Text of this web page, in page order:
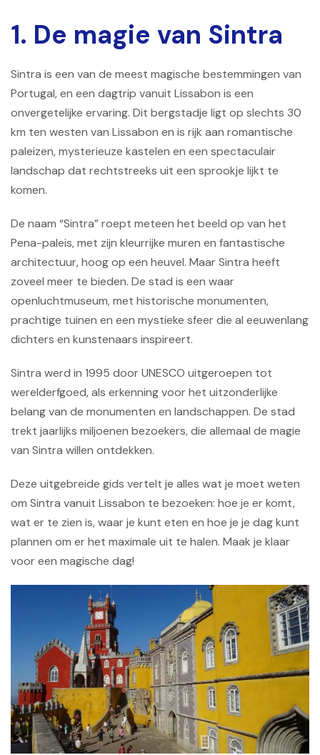
1. De magie van Sintra
Sintra is een van de meest magische bestemmingen van
Portugal, en een dagtrip vanuit Lissabon is een
onvergetelijke ervaring. Dit bergstadje ligt op slechts 30
km ten westen van Lissabon en is rijk aan romantische
paleizen, mysterieuze kastelen en een spectaculair
landschap dat rechtstreeks uit een sprookje lijkt te
komen.
De naam “Sintra” roept meteen het beeld op van het
Pena-paleis, met zijn kleurrijke muren en fantastische
architectuur, hoog op een heuvel. Maar Sintra heeft
zoveel meer te bieden. De stad is een waar
openluchtmuseum, met historische monumenten,
prachtige tuinen en een mystieke sfeer die al eeuwenlang
dichters en kunstenaars inspireert.
Sintra werd in 1995 door UNESCO uitgeroepen tot
werelderfgoed, als erkenning voor het uitzonderlijke
belang van de monumenten en landschappen. De stad
trekt jaarlijks miljoenen bezoekers, die allemaal de magie
van Sintra willen ontdekken.
Deze uitgebreide gids vertelt je alles wat je moet weten
om Sintra vanuit Lissabon te bezoeken: hoe je er komt,
wat er te zien is, waar je kunt eten en hoe je je dag kunt
plannen om er het maximale uit te halen. Maak je klaar
voor een magische dag!